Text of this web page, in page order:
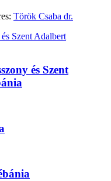
Török Csaba dr.
és Szent